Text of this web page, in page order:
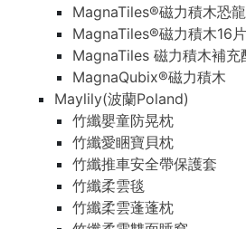
MagnaTiles®磁力積木恐
MagnaTiles®磁力積木16
MagnaTiles 磁力積木補充
MagnaQubix®磁力積木
Maylily(波蘭Poland)
竹纖嬰童防晃枕
竹纖愛睏寶貝枕
竹纖推車安全帶保護套
竹纖柔雲毯
竹纖柔雲蓬蓬枕